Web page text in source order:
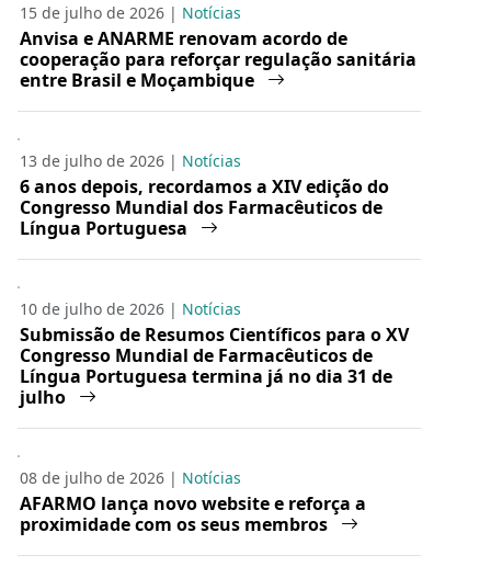
15 de julho de 2026 | Notícias
Anvisa e ANARME renovam acordo de
cooperação para reforçar regulação sanitária
entre Brasil e Moçambique
13 de julho de 2026 | Notícias
6 anos depois, recordamos a XIV edição do
Congresso Mundial dos Farmacêuticos de
Língua Portuguesa
10 de julho de 2026 | Notícias
Submissão de Resumos Científicos para o XV
Congresso Mundial de Farmacêuticos de
Língua Portuguesa termina já no dia 31 de
julho
08 de julho de 2026 | Notícias
AFARMO lança novo website e reforça a
proximidade com os seus membros